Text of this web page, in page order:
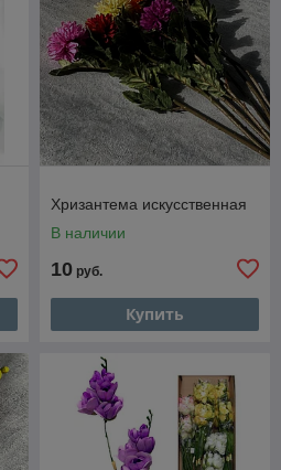
Хризантема искусственная
В наличии
10 руб.
Купить